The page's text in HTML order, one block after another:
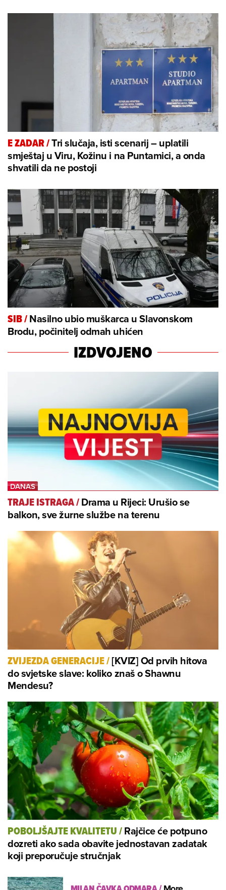
E ZADAR/Tri slučaja, isti scenarij – uplatili
smještaj u Viru, Kožinu i na Puntamici, a onda
shvatili da ne postoji
SIB/Nasilno ubio muškarca u Slavonskom
Brodu, počinitelj odmah uhićen
IZDVOJENO
TRAJE ISTRAGA/Drama u Rijeci: Urušio se
balkon, sve žurne službe na terenu
ZVIJEZDA GENERACIJE/[KVIZ] Od prvih hitova
do svjetske slave: koliko znaš o Shawnu
Mendesu?
POBOLJŠAJTE KVALITETU/Rajčice će potpuno
dozreti ako sada obavite jednostavan zadatak
koji preporučuje stručnjak